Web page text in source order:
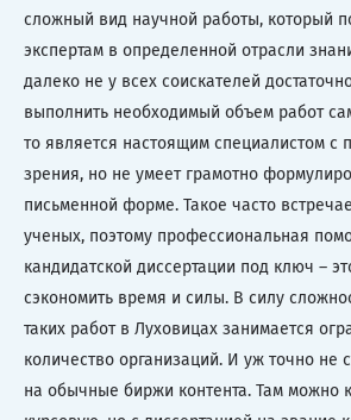
сложный вид научной работы, который
экспертам в определенной отрасли
далеко не у всех соискателей
выполнить необходимый объем работ
то является настоящим специалистом с
зрения, но не умеет грамотно
письменной форме. Такое часто
ученых, поэтому профессиональная
кандидатской диссертации под ключ –
сэкономить время и силы. В силу
таких работ в Луховицах занимается
количество организаций. И уж точно не
на обычные биржи контента. Там можно